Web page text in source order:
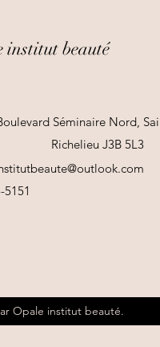
institut beauté
Séminaire Nord,
Richelieu J3B 5L3
5151
Opale institut beauté.